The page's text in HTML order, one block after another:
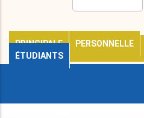
PRINCIPALE
PERSONNELLE
ÉTUDIANTS